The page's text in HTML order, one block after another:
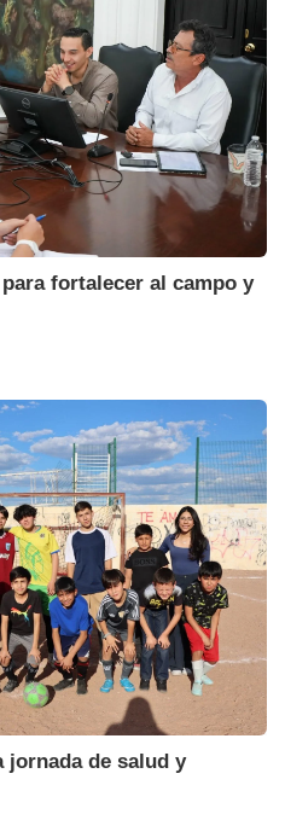
fortalecer al campo y
jornada de salud y